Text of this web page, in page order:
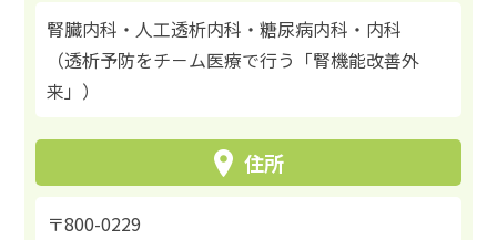
腎臓内科・人工透析内科・糖尿病内科・内科
（透析予防をチ－ム医療で行う「腎機能改善外
来」）
住所
〒800-0229